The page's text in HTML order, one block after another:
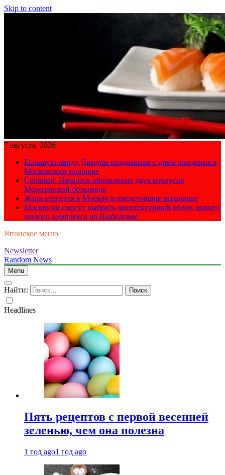
Skip to content
7 августа, 2026
Большую панду Диндин поздравили с днем рождения в
Московском зоопарке
Собянин: Началось обновление двух корпусов
Морозовской больницы
Жара вернется в Москву в предстоящие выходные
Москвичи смогут выбрать архитектурный облик нового
жилого комплекса на Шаболовке
Японское меню
Newsletter
Random News
Menu
Найти:
Headlines
Пять рецептов с первой весенней
зеленью, чем она полезна
1 год ago1 год ago